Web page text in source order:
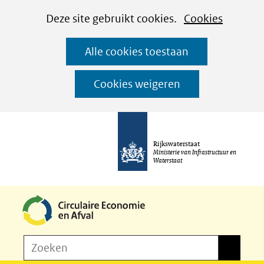
CookiesDeze site gebruikt cookies. Cookies
worden
toegestaan
geweigerd.
Alle cookies toestaan
Cookies weigeren
Ga
naar
de
inhoud
Rijkswaterstaat
Ministerie van Infrastructuur en
Waterstaat
o
Zoeken